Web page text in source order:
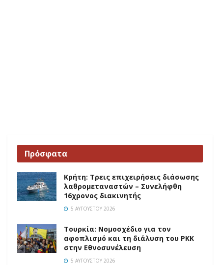
Πρόσφατα
Κρήτη: Τρεις επιχειρήσεις διάσωσης
λαθρομεταναστών – Συνελήφθη
16χρονος διακινητής
5 ΑΥΓΟΎΣΤΟΥ 2026
Τουρκία: Νομοσχέδιο για τον
αφοπλισμό και τη διάλυση του PKK
στην Εθνοσυνέλευση
5 ΑΥΓΟΎΣΤΟΥ 2026